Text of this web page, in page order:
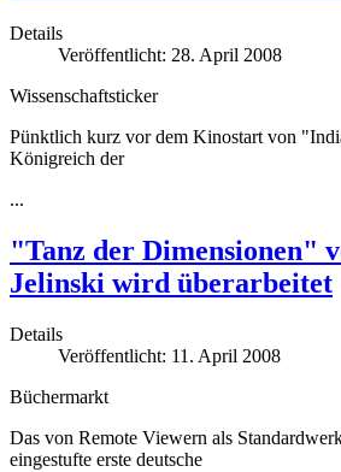
Details
Veröffentlicht: 28. April 2008
Wissenschaftsticker
Pünktlich kurz vor dem Kinostart von
Königreich der
...
"Tanz der Dimensionen"
Jelinski wird überarbeitet
Details
Veröffentlicht: 11. April 2008
Büchermarkt
Das von Remote Viewern als
eingestufte erste deutsche